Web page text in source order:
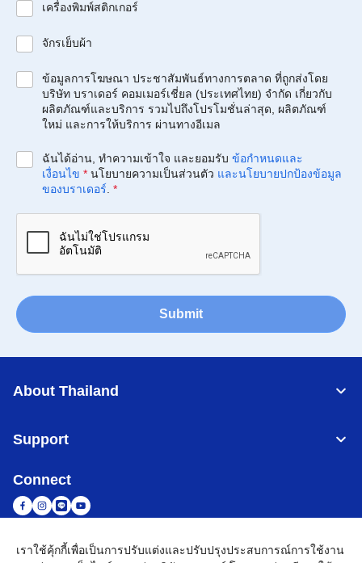
เครื่องพิมพ์สติกเกอร์
จักรเย็บผ้า
ข้อมูลการโฆษณา ประชาสัมพันธ์ทางการตลาด ที่ถูกส่งโดย
บริษัท บราเดอร์ คอมเมอร์เชี่ยล (ประเทศไทย) จำกัด เกี่ยวกับ
ผลิตภัณฑ์และบริการ รวมไปถึงโปรโมชั่นล่าสุด, ผลิตภัณฑ์
ใหม่ และการให้บริการ ผ่านทางอีเมล
ฉันได้อ่าน, ทำความเข้าใจ และยอมรับ ข้อกำหนดและ
เงื่อนไข * นโยบายความเป็นส่วนตัว และนโยบายปกป้องข้อมูล
ของบราเดอร์ *
Submit
About Thailand
Support
Connect
เราใช้คุ้กกี้เพื่อเป็นการปรับแต่งและปรับปรุงประสบการณ์การใช้งาน